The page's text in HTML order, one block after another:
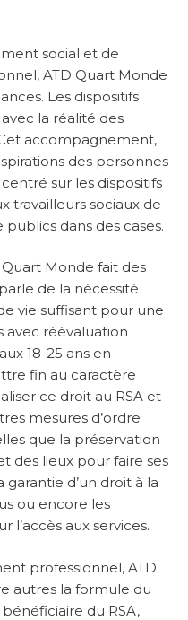
social et de
ATD Quart Monde
Les dispositifs
la réalité des
accompagnement,
des personnes
sur les dispositifs
travailleurs sociaux de
dans des cases.
Monde fait des
de la nécessité
vie suffisant pour une
avec réévaluation
18-25 ans en
fin au caractère
ce droit au RSA et
mesures d’ordre
que la préservation
des lieux pour faire ses
d’un droit à la
ou encore les
l’accès aux services.
professionnel, ATD
autres la formule du
du RSA,